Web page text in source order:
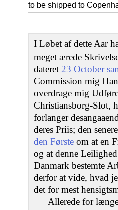
to be shipped to
I Løbet af dette Aar
meget ærede
dateret 23 October
Commission mig
overdrage mig
Christiansborg-Slot,
forlanger
deres Priis; den senere
den Første om at en
og at denne
Danmark bestemte
derfor at vide, hvad
det for mest
Allerede for